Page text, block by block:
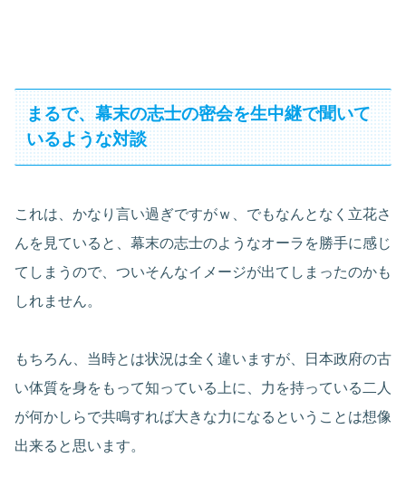
まるで、幕末の志士の密会を生中継で聞いて
いるような対談
これは、かなり言い過ぎですがｗ、でもなんとなく立花さ
んを見ていると、幕末の志士のようなオーラを勝手に感じ
てしまうので、ついそんなイメージが出てしまったのかも
しれません。
もちろん、当時とは状況は全く違いますが、日本政府の古
い体質を身をもって知っている上に、力を持っている二人
が何かしらで共鳴すれば大きな力になるということは想像
出来ると思います。